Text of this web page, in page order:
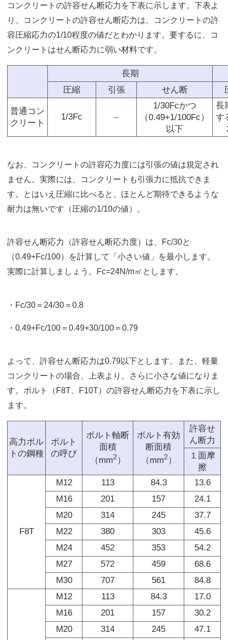
コンクリートの許容せん断応力を下表に示します。下表よ
り、コンクリートの許容せん断応力は、コンクリートの許
容圧縮応力の1/10程度の値だとわかります。要するに、コ
ンクリートはせん断応力に弱い材料です。
長期
圧縮
引張 せん断
普通コン
クリート
1/3Fc －
1/30Fcかつ
（0.49+1/100Fc）
以下
長
す
なお、コンクリートの許容応力度には引張の値は規定され
ません。実際には、コンクリートも引張力に抵抗できま
す。とはいえ圧縮に比べると、ほとんど期待できるような
耐力は無いです（圧縮の1/10の値）。
許容せん断応力（許容せん断応力度）は、Fc/30と
（0.49+Fc/100）を計算して「小さい値」を最小します。
実際に計算しましょう。Fc=24N/m㎡とします。
・Fc/30＝24/30＝0.8
・0.49+Fc/100＝0.49+30/100＝0.79
よって、許容せん断応力は0.79以下とします。また、軽量
コンクリートの場合、上表より、さらに小さな値になりま
す。ボルト（F8T、F10T）の許容せん断応力を下表に示し
ます。
高力ボル
トの鋼種
ボルト
の呼び
ボルト軸断
面積
（mm2）
ボルト有効
断面積
（mm2）
許容せ
ん断力
１面摩
擦
F8T
M12 113 84.3
13.6
M16
201 157
24.1
M20
314 245
37.7
M22
380 303
45.6
M24
452 353
54.2
M27
572 459
68.6
M30
707 561 84.8
M12 113 84.3
17.0
M16
201 157
30.2
M20
314 245
47.1